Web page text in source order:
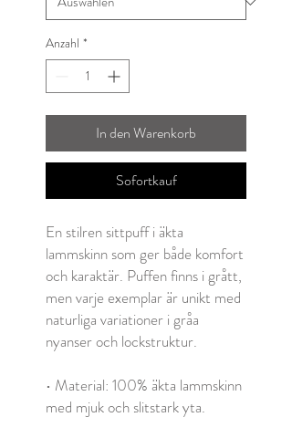
Anzahl *
In den Warenkorb
Sofortkauf
En stilren sittpuff i äkta
lammskinn som ger både komfort
och karaktär. Puffen finns i grått,
men varje exemplar är unikt med
naturliga variationer i gråa
nyanser och lockstruktur.
• Material: 100% äkta lammskinn
med mjuk och slitstark yta.